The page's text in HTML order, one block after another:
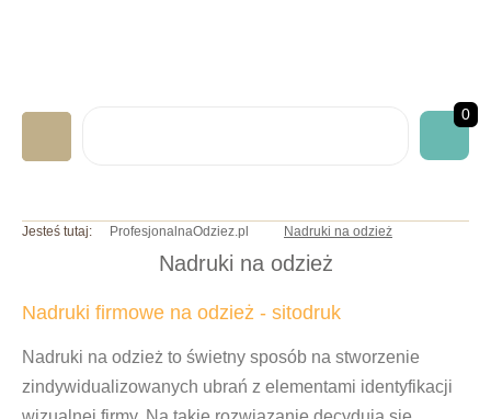
0
NADRUKI/HAFTY
INNE BHP
Jesteś tutaj: ProfesjonalnaOdziez.pl Nadruki na odzież
Nadruki na odzież
Nadruki firmowe na odzież - sitodruk
Nadruki na odzież to świetny sposób na stworzenie
zindywidualizowanych ubrań z elementami identyfikacji